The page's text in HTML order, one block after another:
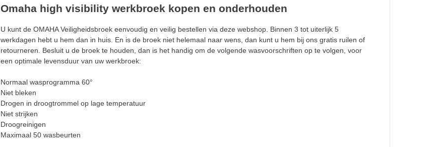
Omaha high visibility werkbroek kopen en onderhouden
U kunt de OMAHA Veiligheidsbroek eenvoudig en veilig bestellen via deze webshop. Binnen 3 tot uiterlijk 5
werkdagen hebt u hem dan in huis. En is de broek niet helemaal naar wens, dan kunt u hem bij ons gratis ruilen of
retourneren. Besluit u de broek te houden, dan is het handig om de volgende wasvoorschriften op te volgen, voor
een optimale levensduur van uw werkbroek:
Normaal wasprogramma 60°
Niet bleken
Drogen in droogtrommel op lage temperatuur
Niet strijken
Droogreinigen
Maximaal 50 wasbeurten